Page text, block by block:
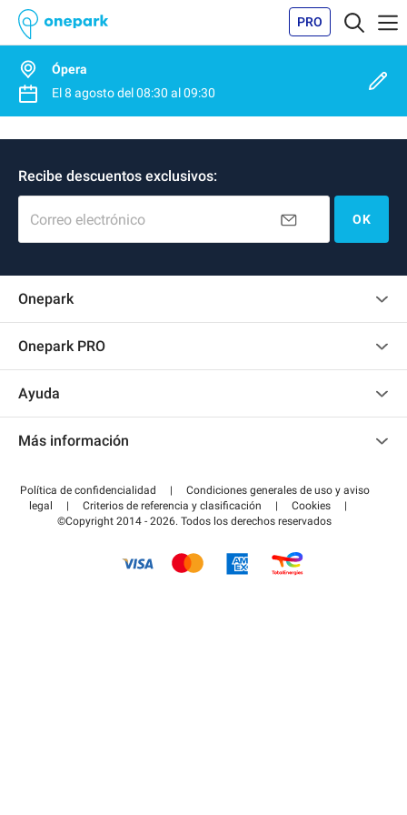
PRO
Ópera
El8 agostodel08:30 al09:30
Recibe descuentos exclusivos:
Correo electrónico OK
Onepark
Onepark PRO
Convertirse en colaborador
Acceder a mi área de colaborador
Ayuda
Pagar el aparcamiento FLOW
Más información
Guía de estacionamiento
Política de confidencialidad |
Condiciones generales de uso y aviso
legal
| Criterios de referencia y clasificación | Cookies
|
©Copyright 2014 - 2026. Todos los derechos reservados